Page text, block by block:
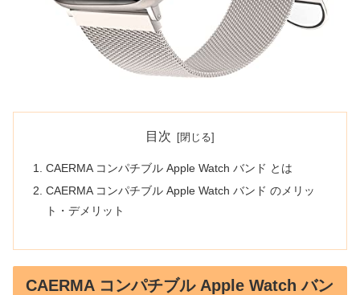
目次
CAERMA コンパチブル Apple Watch バンド とは
CAERMA コンパチブル Apple Watch バンド のメリッ
ト・デメリット
CAERMA コンパチブル Apple Watch バン